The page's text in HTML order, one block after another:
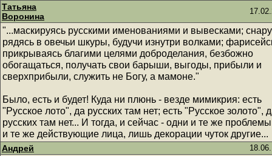
Татьяна
Воронина
"...маскируясь русскими именованиями и вывесками;
рядясь в овечьи шкуры, будучи изнутри волками;
прикрываясь благими целями доброделания, безбожно
обогащаться, получать свои барыши, выгоды, прибыли и
сверхприбыли, служить не Богу, а мамоне."
Было, есть и будет! Куда ни плюнь - везде мимикрия: есть
"Русское лото", да русских там нет; есть "Русское золото",
русских там нет... И тогда, и сейчас - одни и те же
и те же действующие лица, лишь декорации чуток другие...
Андрей